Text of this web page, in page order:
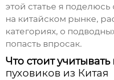
этой статье я
на китайском рынке,
категориях, о
попасть впросак.
Что стоит
пуховиков из Китая